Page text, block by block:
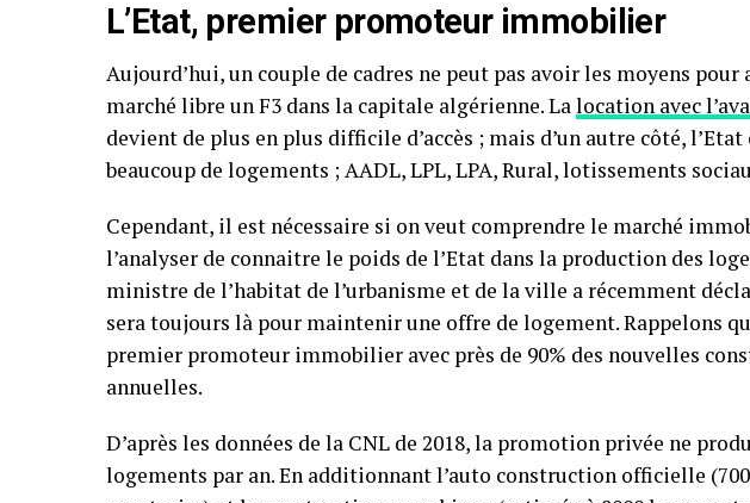
L’Etat, premier promoteur immobilier
Aujourd’hui, un couple de cadres ne peut pas avoir les moyens pour
marché libre un F3 dans la capitale algérienne. Lalocation avec
devient de plus en plus difficile d’accès ; mais d’un autre côté,
beaucoup de logements ; AADL, LPL, LPA, Rural, lotissements
Cependant, il est nécessaire si on veut comprendre le marché
l’analyser de connaitre le poids de l’Etat dans la production des
ministre de l’habitat de l’urbanisme et de la ville a récemment
sera toujours là pour maintenir une offre de logement. Rappelons
premier promoteur immobilier avec près de 90% des nouvelles
annuelles.
D’après les données de la CNL de 2018, la promotion privée ne
logements par an. En additionnant l’auto construction officielle